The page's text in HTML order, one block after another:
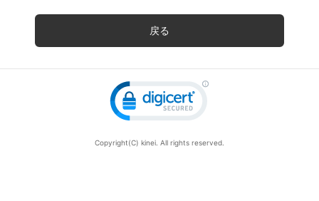
戻る
Copyright(C) kinei. All rights reserved.